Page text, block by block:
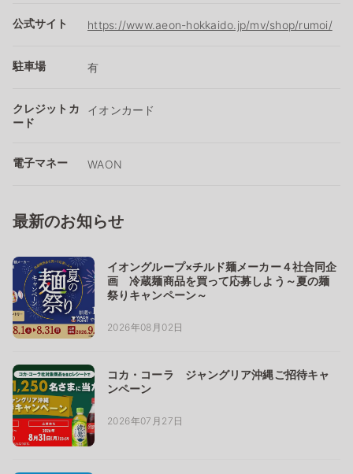
公式サイト https://www.aeon-hokkaido.jp/mv/shop/rumoi/
駐車場 有
クレジットカ
ード
イオンカード
電子マネー WAON
最新のお知らせ
イオングループ×チルド麺メーカー４社合同企
画 冷蔵麺商品を買って応募しよう～夏の麺
祭りキャンペーン～
2026年08月02日
コカ・コーラ ジャングリア沖縄ご招待キャ
ンペーン
2026年07月27日